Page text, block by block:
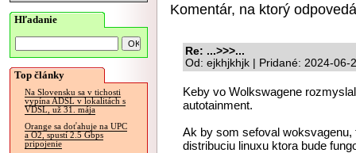
Hľadanie
Top články
Na Slovensku sa v tichosti
vypína ADSL v lokalitách s
VDSL, už 31. mája
Orange sa doťahuje na UPC
a O2, spustí 2.5 Gbps
pripojenie
Komentár, na ktorý
Re: ...>>>...
Od: ejkhjkhjk | Pridané: 2024-06-
Keby vo Wolkswagene
autotainment.
Ak by som sefoval
distribuciu linuxu ktora bude